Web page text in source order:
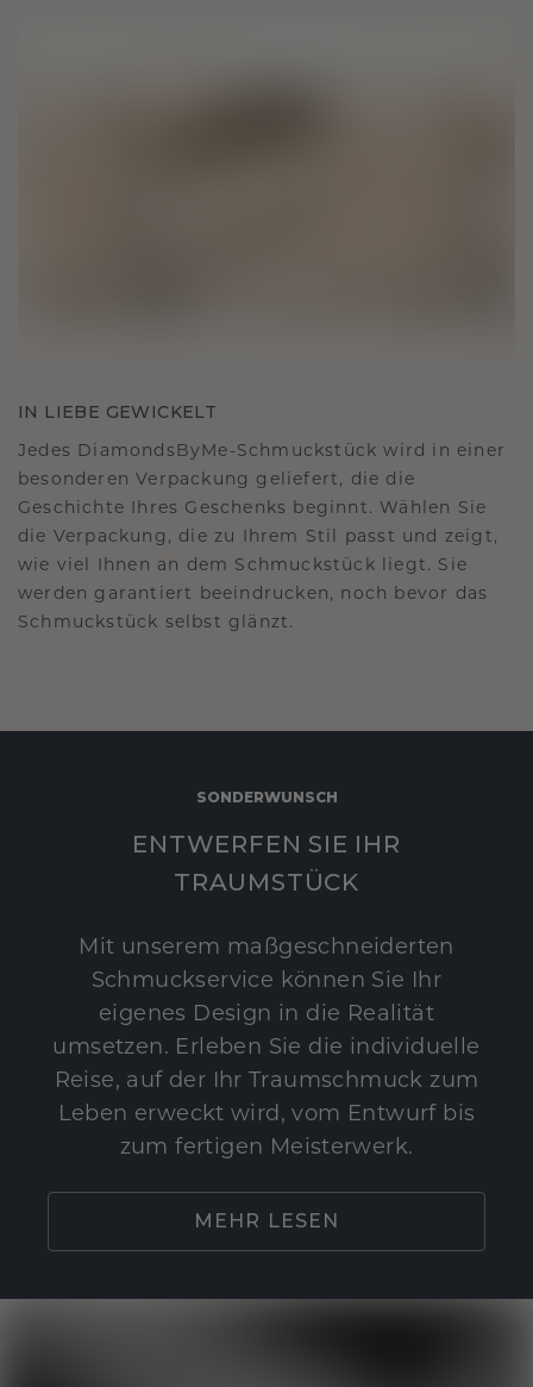
IN LIEBE GEWICKELT
Jedes DiamondsByMe-Schmuckstück wird in einer
besonderen Verpackung geliefert, die die
Geschichte Ihres Geschenks beginnt. Wählen Sie
die Verpackung, die zu Ihrem Stil passt und zeigt,
wie viel Ihnen an dem Schmuckstück liegt. Sie
werden garantiert beeindrucken, noch bevor das
Schmuckstück selbst glänzt.
SONDERWUNSCH
ENTWERFEN SIE IHR
TRAUMSTÜCK
Mit unserem maßgeschneiderten
Schmuckservice können Sie Ihr
eigenes Design in die Realität
umsetzen. Erleben Sie die individuelle
Reise, auf der Ihr Traumschmuck zum
Leben erweckt wird, vom Entwurf bis
zum fertigen Meisterwerk.
MEHR LESEN